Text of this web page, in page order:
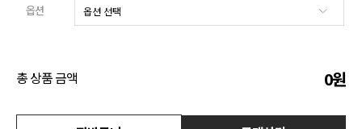
코디템
옵션
총 상품 금액 0원